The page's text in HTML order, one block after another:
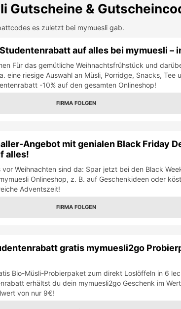
Gutscheine &
es zuletzt bei mymuesli gab.
auf alles bei mymuesli –
Für das gemütliche Weihnachtsfrühstück und
eine riesige Auswahl an Müsli, Porridge, Snacks, Tee
-10% auf den gesamten Onlineshop!
FIRMA FOLGEN
Angebot mit genialen Black Friday
alles!
vor Weihnachten sind da: Spar jetzt bei den Black
Onlineshop, z. B. auf Geschenkideen oder
Adventszeit!
FIRMA FOLGEN
gratis mymuesli2go
Bio-Müsli-Probierpaket zum direkt Loslöffeln in 6
erhältst du dein mymuesli2go Geschenk im
von nur 9€!